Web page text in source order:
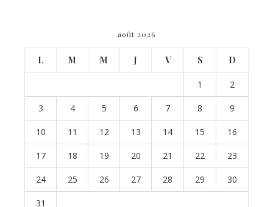
août 2026
L M M J V S D
1 2
3 4 5 6 7 8 9
10 11 12 13 14 15 16
17 18 19 20 21 22 23
24 25 26 27 28 29 30
31